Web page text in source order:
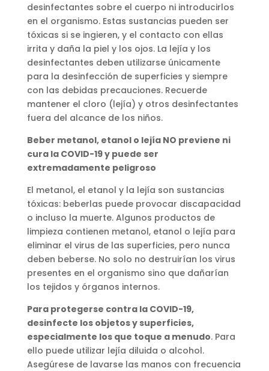
desinfectantes sobre el cuerpo ni introducirlos
en el organismo. Estas sustancias pueden ser
tóxicas si se ingieren, y el contacto con ellas
irrita y daña la piel y los ojos. La lejía y los
desinfectantes deben utilizarse únicamente
para la desinfección de superficies y siempre
con las debidas precauciones. Recuerde
mantener el cloro (lejía) y otros desinfectantes
fuera del alcance de los niños.
Beber metanol, etanol o lejía NO previene ni
cura la COVID-19 y puede ser
extremadamente peligroso
El metanol, el etanol y la lejía son sustancias
tóxicas: beberlas puede provocar discapacidad
o incluso la muerte. Algunos productos de
limpieza contienen metanol, etanol o lejía para
eliminar el virus de las superficies, pero nunca
deben beberse. No solo no destruirían los virus
presentes en el organismo sino que dañarían
los tejidos y órganos internos.
Para protegerse contra la COVID-19,
desinfecte los objetos y superficies,
especialmente los que toque a menudo. Para
ello puede utilizar lejía diluida o alcohol.
Asegúrese de lavarse las manos con frecuencia